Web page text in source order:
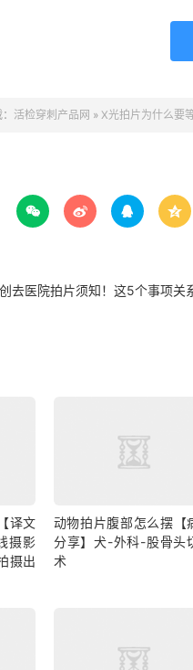
活检穿刺产品网 » X光拍片为什么要
   
去医院拍片须知！这5个事项关
译文
摄影
摄出
动物拍片腹部怎么摆【
分享】犬-外科-股骨头
术